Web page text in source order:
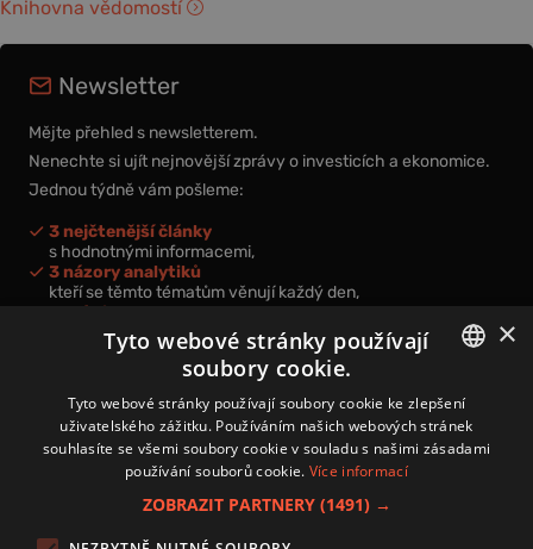
Knihovna vědomostí
Newsletter
Mějte přehled s newsletterem.
Nenechte si ujít nejnovější zprávy o investicích a ekonomice.
Jednou týdně vám pošleme:
3 nejčtenější články
s hodnotnými informacemi,
3 názory analytiků
kteří se těmto tématům věnují každý den,
nová videa a podcasty
k prohloubení vašich znalostí.
Přihlášením k newsletteru vyjadřujete svůj souhlas spodmínkami
zpracování osobních údajů.
CZECH
×
Tyto webové stránky používají
soubory cookie.
Tyto webové stránky používají soubory cookie ke zlepšení
uživatelského zážitku. Používáním našich webových stránek
souhlasíte se všemi soubory cookie v souladu s našimi zásadami
používání souborů cookie. Více informací
ZOBRAZIT PARTNERY (1491) →